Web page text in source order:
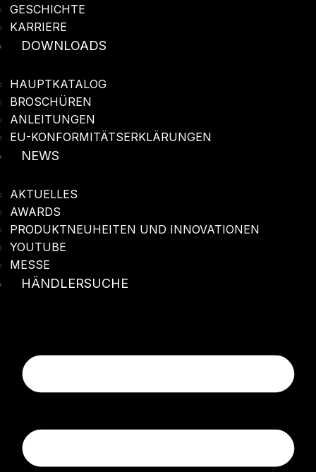
GESCHICHTE
KARRIERE
DOWNLOADS
HAUPTKATALOG
BROSCHÜREN
ANLEITUNGEN
EU-KONFORMITÄTSERKLÄRUNGEN
NEWS
AKTUELLES
AWARDS
PRODUKTNEUHEITEN UND INNOVATIONEN
YOUTUBE
MESSE
HÄNDLERSUCHE